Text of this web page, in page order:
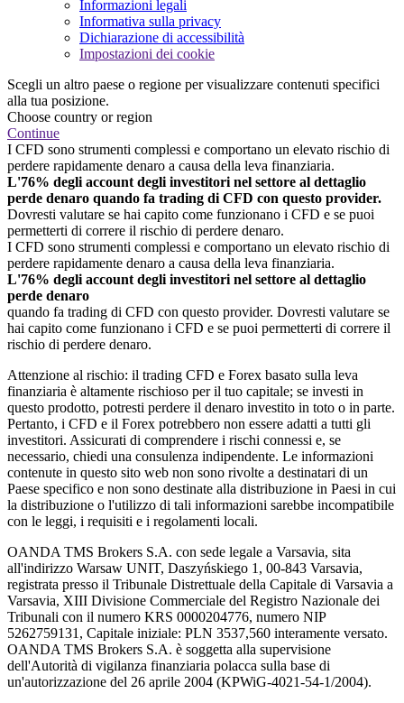
Informazioni legali
Informativa sulla privacy
Dichiarazione di accessibilità
Impostazioni dei cookie
Scegli un altro paese o regione per visualizzare contenuti specifici
alla tua posizione.
Choose country or region
Continue
I CFD sono strumenti complessi e comportano un elevato rischio di
perdere rapidamente denaro a causa della leva finanziaria.
L'76% degli account degli investitori nel settore al dettaglio
perde denaro quando fa trading di CFD con questo provider.
Dovresti valutare se hai capito come funzionano i CFD e se puoi
permetterti di correre il rischio di perdere denaro.
I CFD sono strumenti complessi e comportano un elevato rischio di
perdere rapidamente denaro a causa della leva finanziaria.
L'76% degli account degli investitori nel settore al dettaglio
perde denaro
quando fa trading di CFD con questo provider. Dovresti valutare se
hai capito come funzionano i CFD e se puoi permetterti di correre il
rischio di perdere denaro.
Attenzione al rischio: il trading CFD e Forex basato sulla leva
finanziaria è altamente rischioso per il tuo capitale; se investi in
questo prodotto, potresti perdere il denaro investito in toto o in parte.
Pertanto, i CFD e il Forex potrebbero non essere adatti a tutti gli
investitori. Assicurati di comprendere i rischi connessi e, se
necessario, chiedi una consulenza indipendente. Le informazioni
contenute in questo sito web non sono rivolte a destinatari di un
Paese specifico e non sono destinate alla distribuzione in Paesi in cui
la distribuzione o l'utilizzo di tali informazioni sarebbe incompatibile
con le leggi, i requisiti e i regolamenti locali.
OANDA TMS Brokers S.A. con sede legale a Varsavia, sita
all'indirizzo Warsaw UNIT, Daszyńskiego 1, 00-843 Varsavia,
registrata presso il Tribunale Distrettuale della Capitale di Varsavia a
Varsavia, XIII Divisione Commerciale del Registro Nazionale dei
Tribunali con il numero KRS 0000204776, numero NIP
5262759131, Capitale iniziale: PLN 3537,560 interamente versato.
OANDA TMS Brokers S.A. è soggetta alla supervisione
dell'Autorità di vigilanza finanziaria polacca sulla base di
un'autorizzazione del 26 aprile 2004 (KPWiG-4021-54-1/2004).